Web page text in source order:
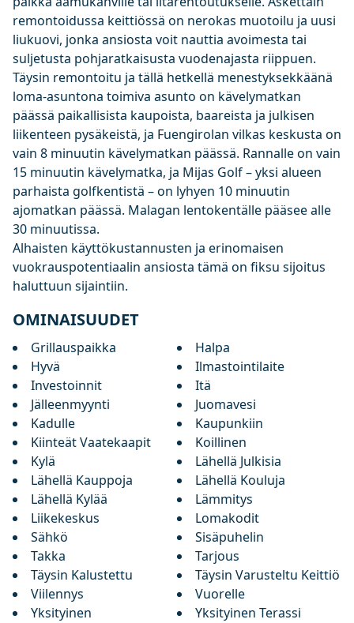
remontoidussa keittiössä on nerokas muotoilu ja uusi
liukuovi, jonka ansiosta voit nauttia avoimesta tai
suljetusta pohjaratkaisusta vuodenajasta riippuen.
Täysin remontoitu ja tällä hetkellä menestyksekkäänä
loma-asuntona toimiva asunto on kävelymatkan
päässä paikallisista kaupoista, baareista ja julkisen
liikenteen pysäkeistä, ja Fuengirolan vilkas keskusta on
vain 8 minuutin kävelymatkan päässä. Rannalle on vain
15 minuutin kävelymatka, ja Mijas Golf – yksi alueen
parhaista golfkentistä – on lyhyen 10 minuutin
ajomatkan päässä. Malagan lentokentälle pääsee alle
30 minuutissa.
Alhaisten käyttökustannusten ja erinomaisen
vuokrauspotentiaalin ansiosta tämä on fiksu sijoitus
haluttuun sijaintiin.
OMINAISUUDET
Grillauspaikka
Halpa
Hyvä
Ilmastointilaite
Investoinnit
Itä
Jälleenmyynti
Juomavesi
Kadulle
Kaupunkiin
Kiinteät Vaatekaapit
Koillinen
Kylä
Lähellä Julkisia
Lähellä Kauppoja
Lähellä Kouluja
Lähellä Kylää
Lämmitys
Liikekeskus
Lomakodit
Sähkö
Sisäpuhelin
Takka
Tarjous
Täysin Kalustettu
Täysin Varusteltu Keittiö
Viilennys
Vuorelle
Yksityinen
Yksityinen Terassi